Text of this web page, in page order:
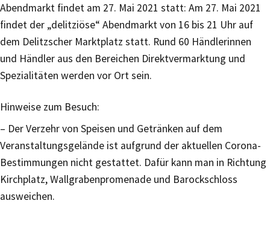
Abendmarkt findet am 27. Mai 2021 statt: Am 27. Mai 2021
findet der „delitziöse“ Abendmarkt von 16 bis 21 Uhr auf
dem Delitzscher Marktplatz statt. Rund 60 Händlerinnen
und Händler aus den Bereichen Direktvermarktung und
Spezialitäten werden vor Ort sein.
Hinweise zum Besuch:
– Der Verzehr von Speisen und Getränken auf dem
Veranstaltungsgelände ist aufgrund der aktuellen Corona-
Bestimmungen nicht gestattet. Dafür kann man in Richtung
Kirchplatz, Wallgrabenpromenade und Barockschloss
ausweichen.